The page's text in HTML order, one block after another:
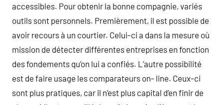
accessibles. Pour obtenir la bonne compagnie, variés
outils sont personnels. Premièrement, il est possible de
avoir recours à un courtier. Celui-ci a dans la mesure où
mission de détecter différentes entreprises en fonction
des fondements qu’on lui a confiés. L’autre possibilité
est de faire usage les comparateurs on- line. Ceux-ci
sont plus pratiques, car il n’est plus capital d’en finir de